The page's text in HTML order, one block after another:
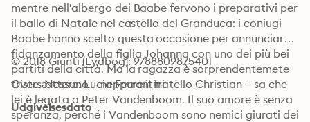
mentre nell'albergo dei Baabe fervono i preparativi per
il ballo di Natale nel castello del Granduca: i coniugi
Baabe hanno scelto questa occasione per annunciare il
fidanzamento della figlia Johanna con uno dei più bei
partiti della città. Ma la ragazza è sorprendentemete
triste. Nessuno – neppure il fratello Christian – sa che
lei è legata a Peter Vandenboom. Il suo amore è senza
speranza, perché i Vandenboom sono nemici giurati dei
© 2018 Giunti (Lydbog): 9788809875401
Oversættere: Lucia Ferrantini
Udgivelsesdato